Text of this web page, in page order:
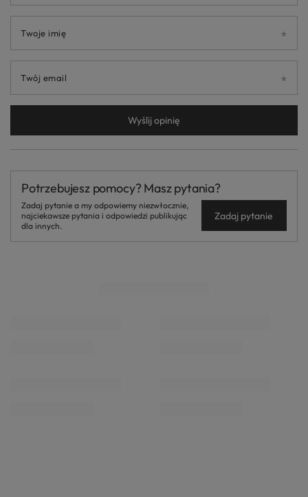
Twoje imię
Twój email
Wyślij opinię
Potrzebujesz pomocy? Masz pytania?
Zadaj pytanie a my odpowiemy niezwłocznie,
najciekawsze pytania i odpowiedzi publikując
dla innych.
Zadaj pytanie